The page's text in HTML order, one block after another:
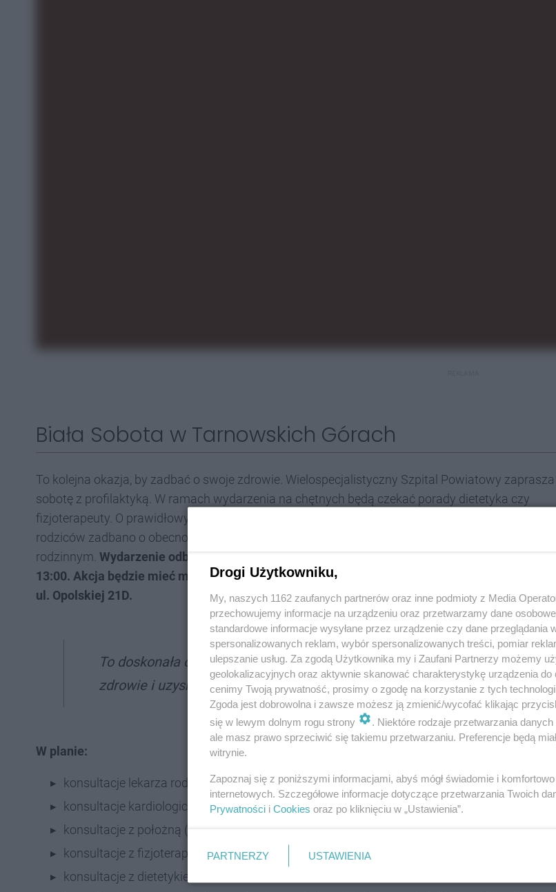
Biała Sobota w Tarnowskich Górach
To kolejna okazja, by zadbać o swoje zdrowie. Wielospecjalistyczny Szpital Powiatowy zaprasza
sobotę z profilaktyką. W ramach wydarzenia na chętnych będą czekać porady dietetyka czy
fizjoterapeuty. O prawidłowym stosowaniu leków opowie farmaceuta. Dla przygotowujących się
rodziców zadbano o obecność położnej. Goście skorzystają też po prostu z konsultacji z lekarzem
rodzinnym. Wydarzenie odbędzie się w najbliższy weekend, 25 października w godzinach
13:00. Akcja będzie mieć miejsce nie na terenie szpitala, ale w poradniach specjalistycznych -
ul. Opolskiej 21D.
To doskonała okazja, by w spokojnej, przyjaznej atmosferze zadbać o
zdrowie i uzyskać cenne porady od fachowców - zachęcają organizatorzy.
W planie:
konsultacje lekarza rodzinnego
konsultacje kardiologiczne
konsultacje z położną (porady oraz informacje o szkole rodzenia tarnogórskiej porodówki)
konsultacje z fizjoterapeutą (porady, jak zapobiegać bólowi i dobrać ćwiczenia)
konsultacje z dietetykiem
Drogi Użytkowniku,
My, naszych 1162 zaufanych partnerów oraz inne podmioty z Media
przechowujemy informacje na urządzeniu oraz przetwarzamy dane
standardowe informacje wysyłane przez urządzenie czy dane przeglądania
spersonalizowanych reklam, wybór spersonalizowanych treści, pomiar
ulepszanie usług. Za zgodą Użytkownika my i Zaufani Partnerzy możemy
geolokalizacyjnych oraz aktywnie skanować charakterystykę urządzenia do
cenimy Twoją prywatność, prosimy o zgodę na korzystanie z tych
Zgoda jest dobrowolna i zawsze możesz ją zmienić/wycofać klikając
się w lewym dolnym rogu strony
. Niektóre rodzaje przetwarzania
ale masz prawo sprzeciwić się takiemu przetwarzaniu. Preferencje będą
witrynie.
Zapoznaj się z poniższymi informacjami, abyś mógł świadomie i
internetowych. Szczegółowe informacje dotyczące przetwarzania Twoich
Prywatności i Cookies oraz po kliknięciu w „Ustawienia”.
PARTNERZY USTAWIENIA